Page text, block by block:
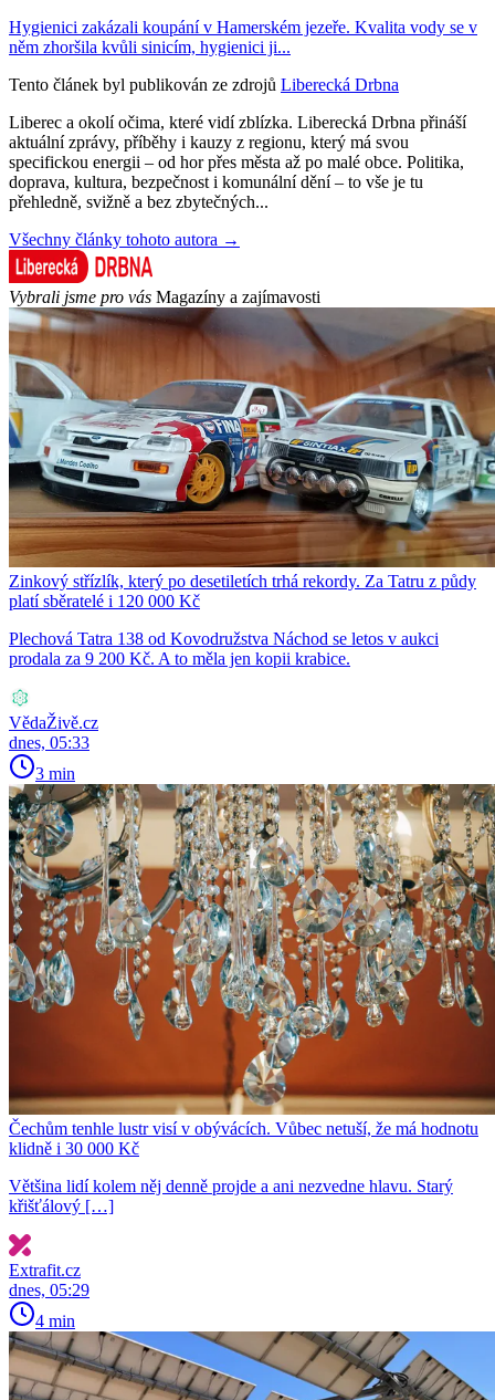
Hygienici zakázali koupání v Hamerském jezeře. Kvalita vody se v
něm zhoršila kvůli sinicím, hygienici ji...
Tento článek byl publikován ze zdrojů Liberecká Drbna
Liberec a okolí očima, které vidí zblízka. Liberecká Drbna přináší
aktuální zprávy, příběhy i kauzy z regionu, který má svou
specifickou energii – od hor přes města až po malé obce. Politika,
doprava, kultura, bezpečnost i komunální dění – to vše je tu
přehledně, svižně a bez zbytečných...
Všechny články tohoto autora →
Vybrali jsme pro vás Magazíny a zajímavosti
Zinkový střízlík, který po desetiletích trhá rekordy. Za Tatru z půdy
platí sběratelé i 120 000 Kč
Plechová Tatra 138 od Kovodružstva Náchod se letos v aukci
prodala za 9 200 Kč. A to měla jen kopii krabice.
VědaŽivě.cz
dnes, 05:33
3 min
Čechům tenhle lustr visí v obývácích. Vůbec netuší, že má hodnotu
klidně i 30 000 Kč
Většina lidí kolem něj denně projde a ani nezvedne hlavu. Starý
křišťálový […]
Extrafit.cz
dnes, 05:29
4 min